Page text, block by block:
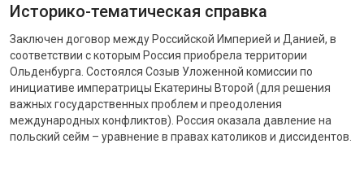
Историко-тематическая справка
Заключен договор между Российской Империей и Данией, в
соответствии с которым Россия приобрела территории
Ольденбурга. Состоялся Созыв Уложенной комиссии по
инициативе императрицы Екатерины Второй (для решения
важных государственных проблем и преодоления
международных конфликтов). Россия оказала давление на
польский сейм – уравнение в правах католиков и диссидентов.